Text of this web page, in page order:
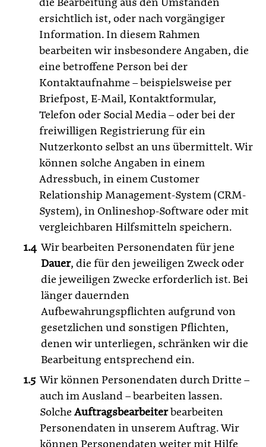
die Bearbeitung aus den Umständen
ersichtlich ist, oder nach vorgängiger
Information. In diesem Rahmen
bearbeiten wir insbesondere Angaben, die
eine betroffene Person bei der
Kontaktaufnahme – beispielsweise per
Briefpost, E-Mail, Kontaktformular,
Telefon oder Social Media – oder bei der
freiwilligen Registrierung für ein
Nutzerkonto selbst an uns übermittelt. Wir
können solche Angaben in einem
Adressbuch, in einem Customer
Relationship Management-System (CRM-
System), in Onlineshop-Software oder mit
vergleichbaren Hilfsmitteln speichern.
Wir bearbeiten Personendaten für jene
Dauer, die für den jeweiligen Zweck oder
die jeweiligen Zwecke erforderlich ist. Bei
länger dauernden
Aufbewahrungspflichten aufgrund von
gesetzlichen und sonstigen Pflichten,
denen wir unterliegen, schränken wir die
Bearbeitung entsprechend ein.
Wir können Personendaten durch Dritte –
auch im Ausland – bearbeiten lassen.
Solche Auftragsbearbeiterbearbeiten
Personendaten in unserem Auftrag. Wir
können Personendaten weiter mit Hilfe